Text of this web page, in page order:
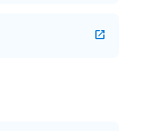
open_in_new